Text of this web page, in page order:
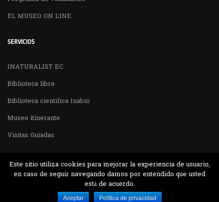
EL MUSEO ON LINE
SERVICIOS
INATURALIST EC
Biblioteca libre
Biblioteca cientifica Inabio
Museo itinerante
Visitas Guiadas
Desarrollado por MJTEC.
Este sitio utiliza cookies para mejorar la experiencia de usuario,
en caso de seguir navegando damos por entendido que usted
está de acuerdo.
Aceptar Política de privacidad